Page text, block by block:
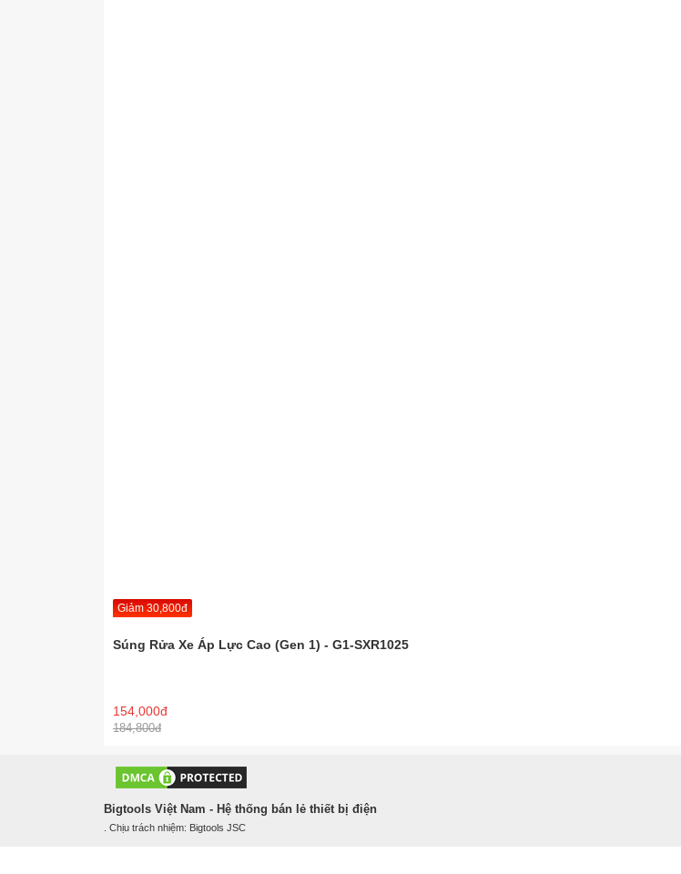
Giảm 30,800đ
Súng Rửa Xe Áp Lực Cao (Gen 1) - G1-SXR1025
154,000đ
184,800đ
Bigtools Việt Nam - Hệ thống bán lẻ thiết bị điện
. Chịu trách nhiệm: Bigtools JSC